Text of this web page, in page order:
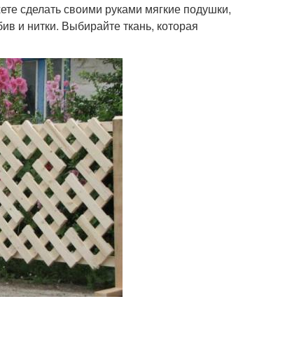
сделать своими руками мягкие подушки,
и нитки. Выбирайте ткань, которая